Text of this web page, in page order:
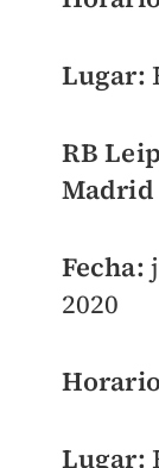
Lugar:
RB
Madrid
Fecha:
2020
Lugar: